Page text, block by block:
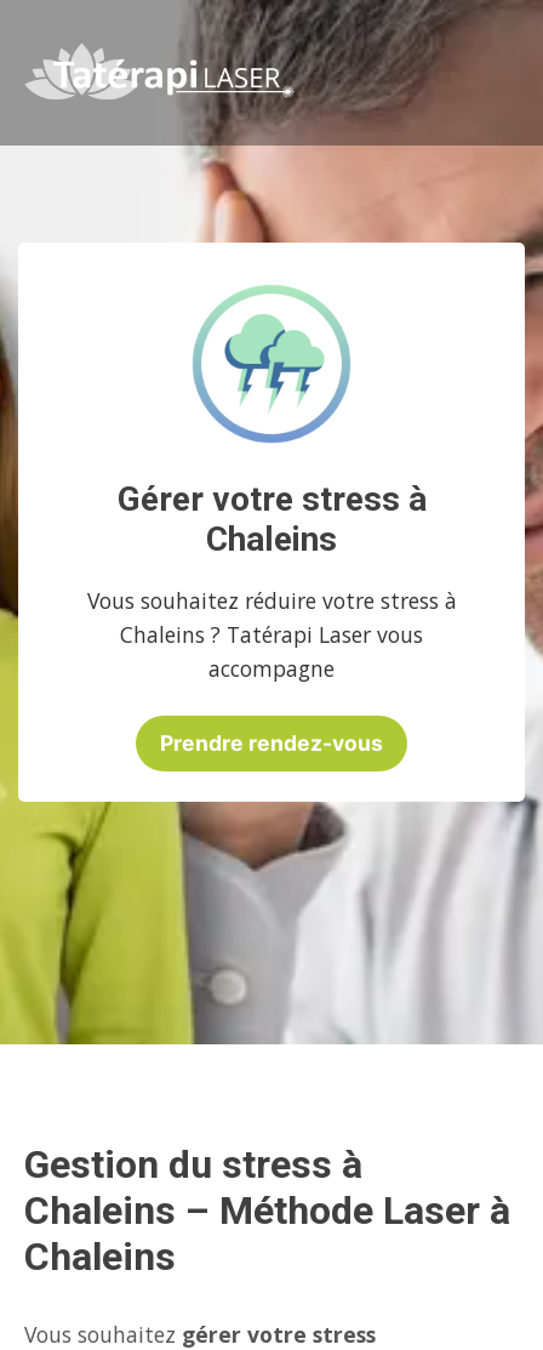
Gérer votre stress à
Chaleins
Vous souhaitez réduire votre stress à
Chaleins ? Tatérapi Laser vous
accompagne
Prendre rendez-vous
Gestion du stress à
Chaleins – Méthode Laser à
Chaleins
Vous souhaitez gérer votre stress